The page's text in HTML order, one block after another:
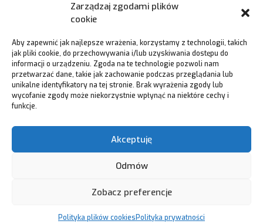
Zarządzaj zgodami plików
cookie
Aby zapewnić jak najlepsze wrażenia, korzystamy z technologii, takich
jak pliki cookie, do przechowywania i/lub uzyskiwania dostępu do
informacji o urządzeniu. Zgoda na te technologie pozwoli nam
przetwarzać dane, takie jak zachowanie podczas przeglądania lub
unikalne identyfikatory na tej stronie. Brak wyrażenia zgody lub
wycofanie zgody może niekorzystnie wpłynąć na niektóre cechy i
funkcje.
Akceptuję
Odmów
Zobacz preferencje
Polityka plików cookiesPolityka prywatności
Wyrażam zgodę na przetwarzanie moich danych